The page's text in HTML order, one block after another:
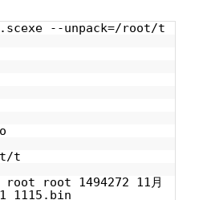
--unpack=/root/t
t
root 1494272 11月
1115.bin